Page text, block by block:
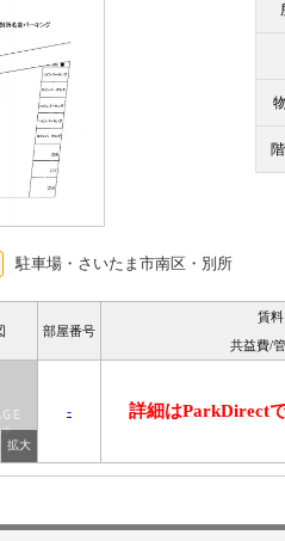
駐車場・さいたま市南区・別所
部屋番号
賃料
共益費/
- 詳細はParkDirect